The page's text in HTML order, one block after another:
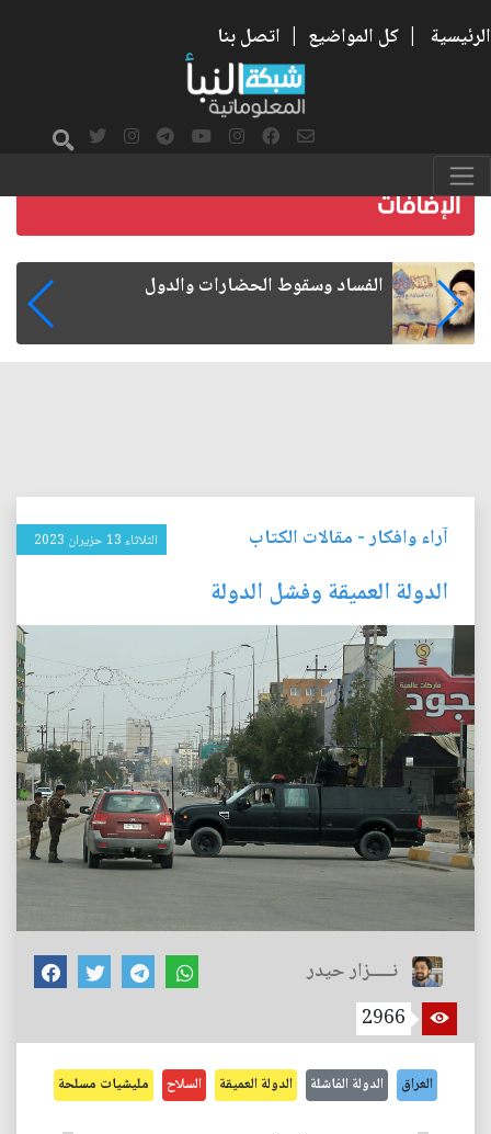
الرئيسية | كل المواضيع | اتصل بنا
رواتب الموظفين على صفيح ساخن
آراء وافكار- مقالات الكتاب الثلاثاء 13 حزيران 2023
الدولة العميقة وفشل الدولة
نـــــزار حيدر
2966
العراق الدولة الفاشلة الدولة العميقة السلاح مليشيات مسلحة